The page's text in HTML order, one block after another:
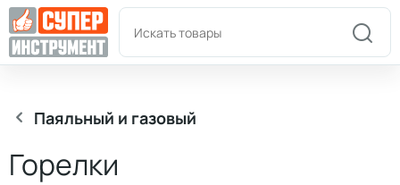
Пн-Пт: 9:00-18:00 +7(978)180-58-58
Паяльный и газовый
Горелки